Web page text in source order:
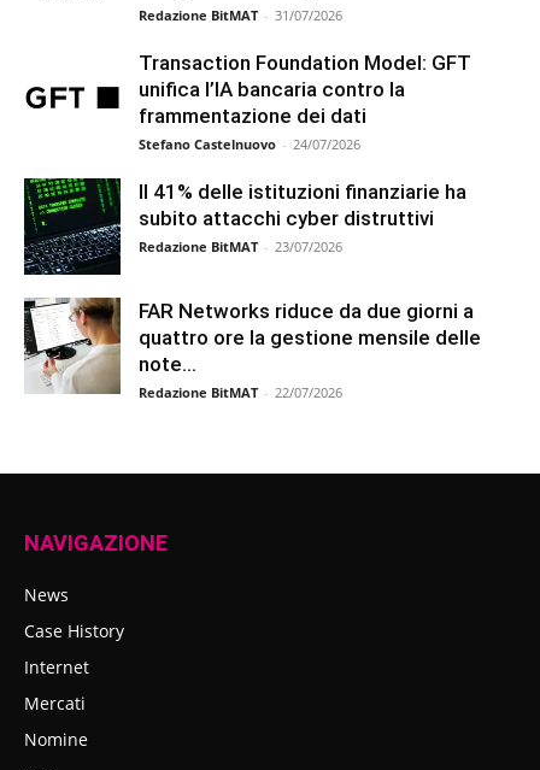
Redazione BitMAT - 31/07/2026
Transaction Foundation Model: GFT
unifica l’IA bancaria contro la
frammentazione dei dati
Stefano Castelnuovo - 24/07/2026
Il 41% delle istituzioni finanziarie ha
subito attacchi cyber distruttivi
Redazione BitMAT - 23/07/2026
FAR Networks riduce da due giorni a
quattro ore la gestione mensile delle
note...
Redazione BitMAT - 22/07/2026
NAVIGAZIONE
News
Case History
Internet
Mercati
Nomine